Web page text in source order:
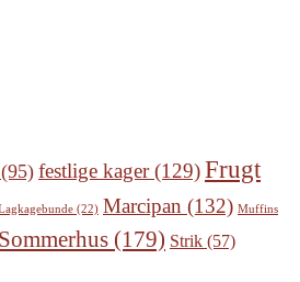
festlige kager(129)Frugt
(22) Marcipan (132) Muffins
Sommerhus (179) Strik (57)